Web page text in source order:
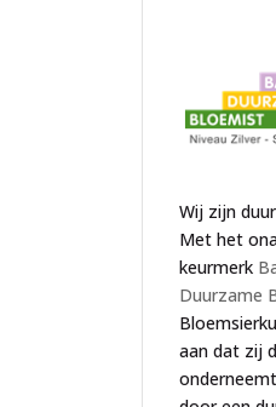
Wij zijn
Met het
keurmerk
Duurzame
aan dat zij